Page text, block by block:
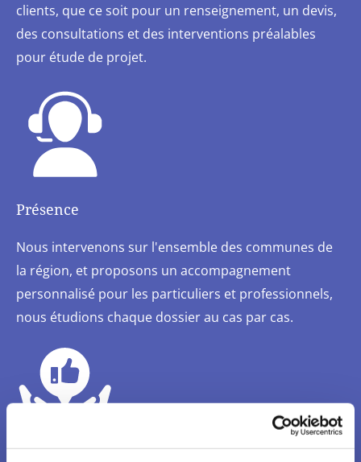
clients, que ce soit pour un renseignement, un devis,
des consultations et des interventions préalables
pour étude de projet.
Présence
Nous intervenons sur l'ensemble des communes de
la région, et proposons un accompagnement
personnalisé pour les particuliers et professionnels,
nous étudions chaque dossier au cas par cas.